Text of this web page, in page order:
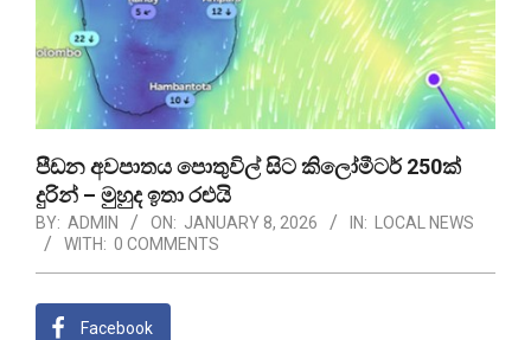
පීඩන අවපාතය පොතුවිල් සිට කිලෝමීටර් 250ක්
දුරින් – මුහුද ඉතා රළුයි
BY: ADMIN ON: JANUARY 8, 2026 IN: LOCAL NEWS
WITH: 0 COMMENTS
Facebook